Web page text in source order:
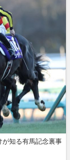
が知る有馬記念裏事